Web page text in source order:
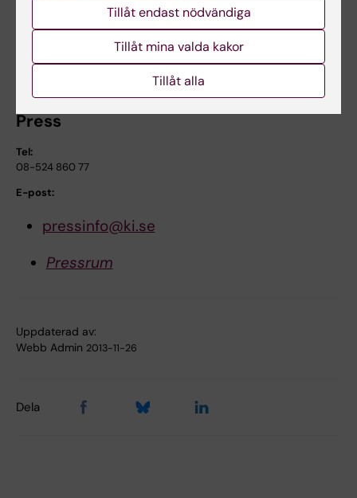
Mer om Högskoleverkets
kvalitetsutvärderingar
Biomedicinska analytikerprogrammet vid
Karolinska Institutet
Press
Tel:
08-524 860 77
E-post:
pressinfo@ki.se
Pressrum
Uppdaterad av:
Webb Admin 2013-11-26
Dela
Tillåt endast nödvändiga
Tillåt mina valda kakor
Tillåt alla